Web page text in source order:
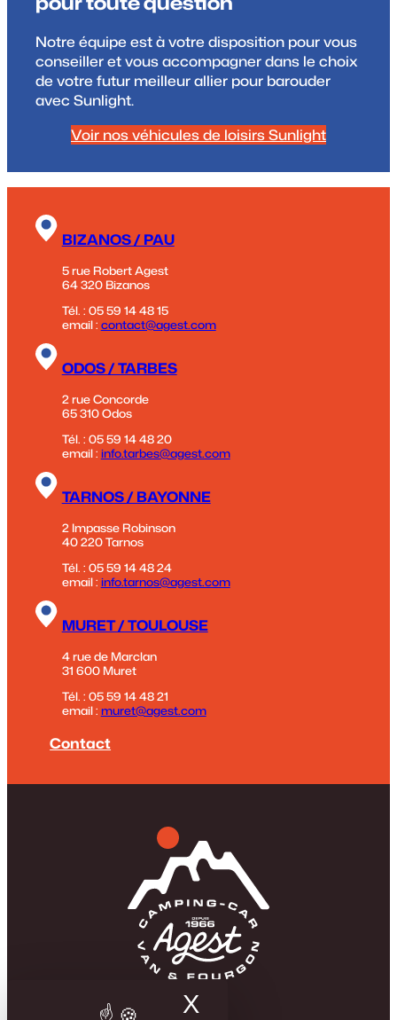
X
Notre équipe est à votre disposition pour vous
conseiller et vous accompagner dans le choix
de votre futur meilleur allier pour barouder
avec Sunlight.
Voir nos véhicules de loisirs Sunlight
BIZANOS / PAU
5 rue Robert Agest
64 320 Bizanos
Tél. : 05 59 14 48 15
email : contact@agest.com
ODOS / TARBES
2 rue Concorde
65 310 Odos
Tél. : 05 59 14 48 20
email : info.tarbes@agest.com
TARNOS / BAYONNE
2 Impasse Robinson
40 220 Tarnos
Tél. : 05 59 14 48 24
email : info.tarnos@agest.com
MURET / TOULOUSE
4 rue de Marclan
31 600 Muret
Tél. : 05 59 14 48 21
email : muret@agest.com
Contact
La Famille Agest